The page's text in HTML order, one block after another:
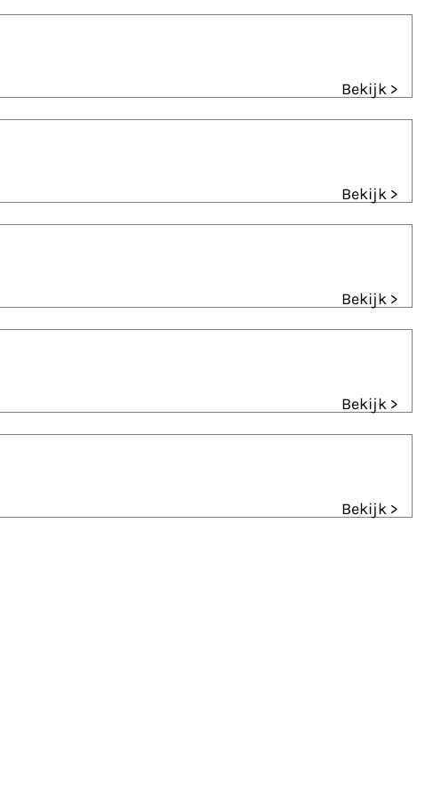
Bekijk >
Bekijk >
Bekijk >
Bekijk >
Bekijk >